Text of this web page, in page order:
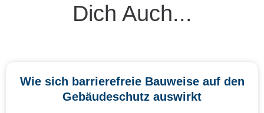
Dich Auch...
Wie sich barrierefreie Bauweise auf den
Gebäudeschutz auswirkt